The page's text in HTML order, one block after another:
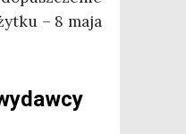
– 8 maja